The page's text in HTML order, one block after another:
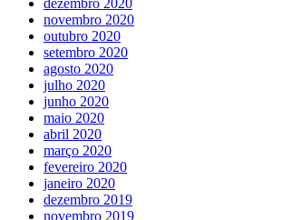
novembro 2020
outubro 2020
setembro 2020
agosto 2020
julho 2020
junho 2020
maio 2020
abril 2020
março 2020
fevereiro 2020
janeiro 2020
dezembro 2019
novembro 2019